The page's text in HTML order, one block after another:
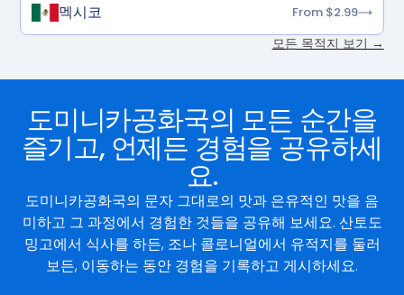
멕시코 From $2.99
모든 목적지 보기 →
도미니카공화국의 모든 순간을
즐기고, 언제든 경험을 공유하세
요.
도미니카공화국의 문자 그대로의 맛과 은유적인 맛을 음
미하고 그 과정에서 경험한 것들을 공유해 보세요. 산토도
밍고에서 식사를 하든, 조나 콜로니얼에서 유적지를 둘러
보든, 이동하는 동안 경험을 기록하고 게시하세요.